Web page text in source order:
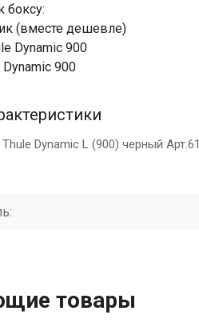
боксу:
(вместе дешевле)
Dynamic 900
900
Dynamic L (900) черный
товары